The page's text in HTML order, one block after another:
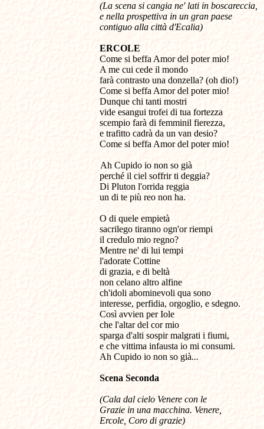
(La scena si cangia ne' lati in boscareccia,
e nella prospettiva in un gran paese
contiguo alla città d'Ecalia)
ERCOLE
Come si beffa Amor del poter mio!
A me cui cede il mondo
farà contrasto una donzella? (oh dio!)
Come si beffa Amor del poter mio!
Dunque chi tanti mostri
vide esangui trofei di tua fortezza
scempio farà di femminil fierezza,
e trafitto cadrà da un van desio?
Come si beffa Amor del poter mio!
Ah Cupido io non so già
perché il ciel soffrir ti deggia?
Di Pluton l'orrida reggia
un di te più reo non ha.
O di quele empietà
sacrilego tiranno ogn'or riempi
il credulo mio regno?
Mentre ne' di lui tempi
l'adorate Cottine
di grazia, e di beltà
non celano altro alfine
ch'idoli abominevoli qua sono
interesse, perfidia, orgoglio, e sdegno.
Così avvien per Iole
che l'altar del cor mio
sparga d'alti sospir malgrati i fiumi,
e che vittima infausta io mi consumi.
Ah Cupido io non so già...
Scena Seconda
(Cala dal cielo Venere con le
Grazie in una macchina. Venere,
Ercole, Coro di grazie)